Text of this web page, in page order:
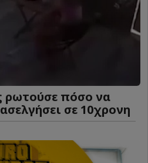
ρωτούσε πόσο να
σε 10χρονη